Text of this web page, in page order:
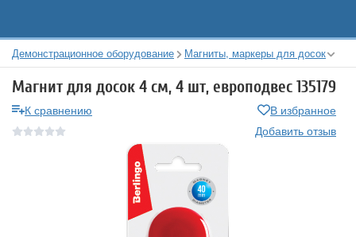
Демонстрационное оборудование Магниты, маркеры для досок
Магнит для досок 4 см, 4 шт, европодвес 135179
К сравнению
В избранное
Добавить отзыв